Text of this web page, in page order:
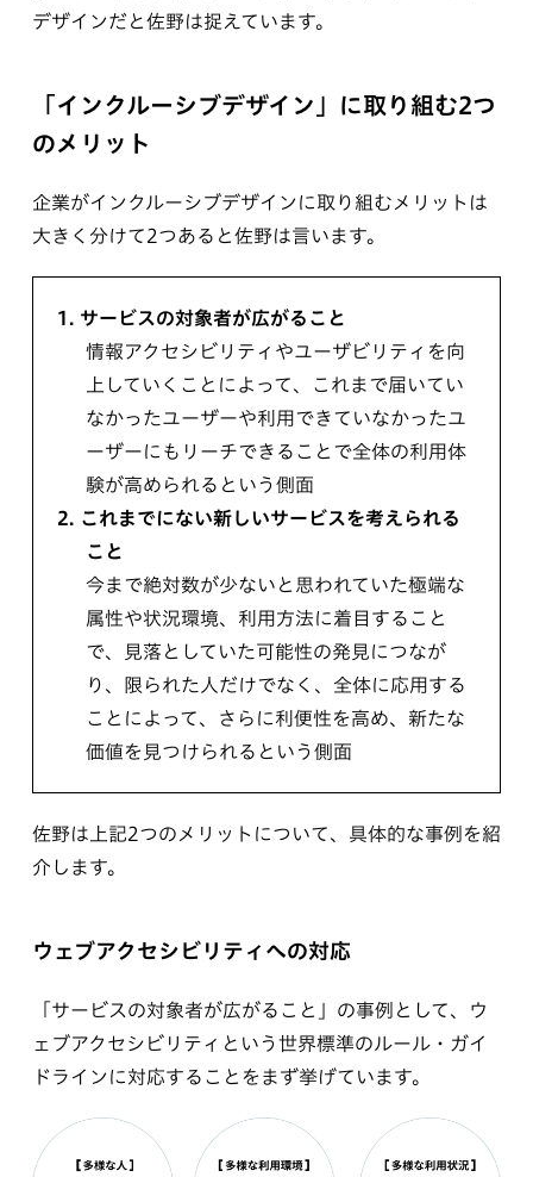
デザインだと佐野は捉えています。
「インクルーシブデザイン」に取り組む2つ
のメリット
企業がインクルーシブデザインに取り組むメリットは
大きく分けて2つあると佐野は言います。
1. サービスの対象者が広がること
情報アクセシビリティやユーザビリティを向
上していくことによって、これまで届いてい
なかったユーザーや利用できていなかったユ
ーザーにもリーチできることで全体の利用体
験が高められるという側面
2. これまでにない新しいサービスを考えられる
こと
今まで絶対数が少ないと思われていた極端な
属性や状況環境、利用方法に着目すること
で、見落としていた可能性の発見につなが
り、限られた人だけでなく、全体に応用する
ことによって、さらに利便性を高め、新たな
価値を見つけられるという側面
佐野は上記2つのメリットについて、具体的な事例を紹
介します。
ウェブアクセシビリティへの対応
「サービスの対象者が広がること」の事例として、ウ
ェブアクセシビリティという世界標準のルール・ガイ
ドラインに対応することをまず挙げています。